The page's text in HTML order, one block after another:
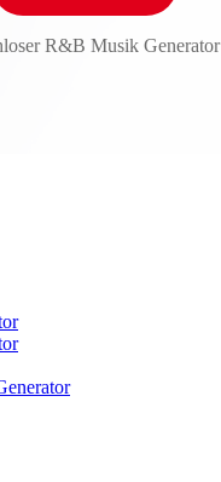
R&B Musik Generator